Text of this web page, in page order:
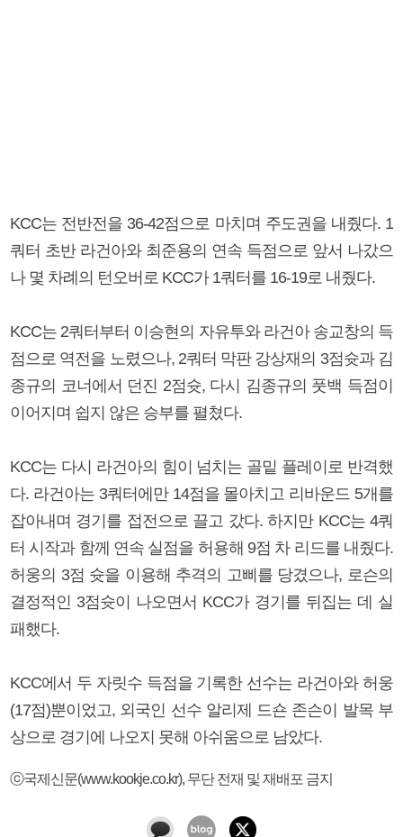
KCC는 전반전을 36-42점으로 마치며 주도권을 내줬다. 1
쿼터 초반 라건아와 최준용의 연속 득점으로 앞서 나갔으
나 몇 차례의 턴오버로 KCC가 1쿼터를 16-19로 내줬다.
KCC는 2쿼터부터 이승현의 자유투와 라건아 송교창의 득
점으로 역전을 노렸으나, 2쿼터 막판 강상재의 3점슛과 김
종규의 코너에서 던진 2점슛, 다시 김종규의 풋백 득점이
이어지며 쉽지 않은 승부를 펼쳤다.
KCC는 다시 라건아의 힘이 넘치는 골밑 플레이로 반격했
다. 라건아는 3쿼터에만 14점을 몰아치고 리바운드 5개를
잡아내며 경기를 접전으로 끌고 갔다. 하지만 KCC는 4쿼
터 시작과 함께 연속 실점을 허용해 9점 차 리드를 내줬다.
허웅의 3점 슛을 이용해 추격의 고삐를 당겼으나, 로슨의
결정적인 3점슛이 나오면서 KCC가 경기를 뒤집는 데 실
패했다.
KCC에서 두 자릿수 득점을 기록한 선수는 라건아와 허웅
(17점)뿐이었고, 외국인 선수 알리제 드숀 존슨이 발목 부
상으로 경기에 나오지 못해 아쉬움으로 남았다.
ⓒ국제신문(www.kookje.co.kr), 무단 전재 및 재배포 금지